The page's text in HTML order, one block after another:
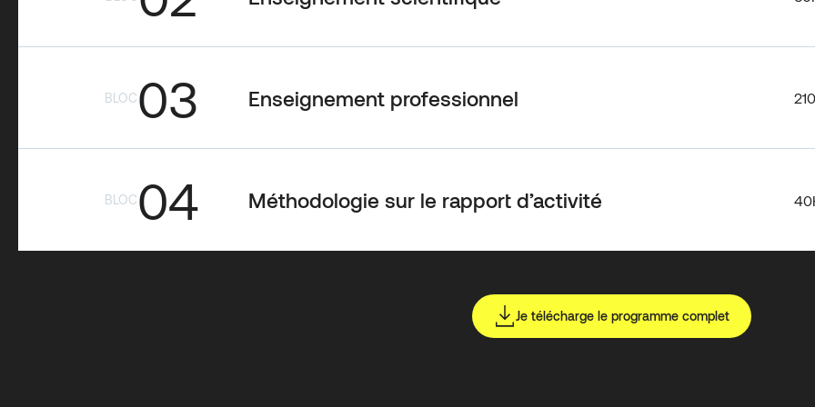
BLOC03 Enseignement professionnel
BLOC04 Méthodologie sur le rapport d’activité
Je télécharge le programme complet